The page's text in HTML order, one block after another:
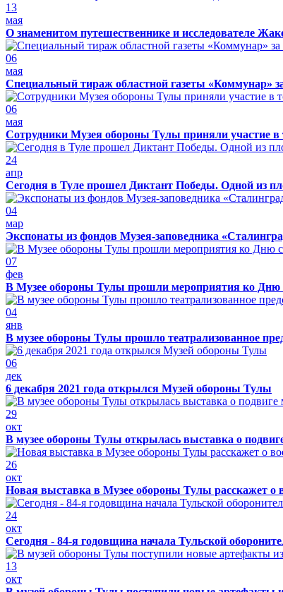
13
мая
О знаменитом путешественнике и исследователе
06
мая
Специальный тираж областной газеты «Коммунар»
06
мая
Сотрудники Музея обороны Тулы приняли участие в
24
апр
Сегодня в Туле прошел Диктант Победы. Одной из
04
мар
Экспонаты из фондов Музея-заповедника
07
фев
В Музее обороны Тулы прошли мероприятия ко Дню
04
янв
В музее обороны Тулы прошло театрализованное
06
дек
6 декабря 2021 года открылся Музей обороны Тулы
29
окт
В музее обороны Тулы открылась выставка о
26
окт
Новая выставка в Музее обороны Тулы расскажет о
24
окт
Сегодня - 84-я годовщина начала Тульской
13
окт